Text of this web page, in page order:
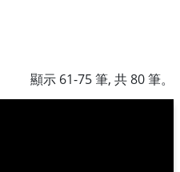
顯示 61-75 筆, 共 80 筆。